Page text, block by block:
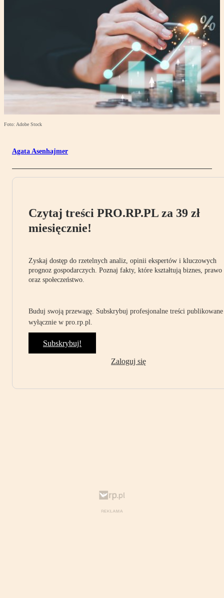
Foto: Adobe Stock
Agata Asenhajmer
Czytaj treści PRO.RP.PL za 39 zł
miesięcznie!
Zyskaj dostęp do rzetelnych analiz, opinii ekspertów i kluczowych
prognoz gospodarczych. Poznaj fakty, które kształtują biznes, prawo
oraz społeczeństwo.
Buduj swoją przewagę. Subskrybuj profesjonalne treści publikowane
wyłącznie w pro.rp.pl.
Subskrybuj!
Zaloguj się